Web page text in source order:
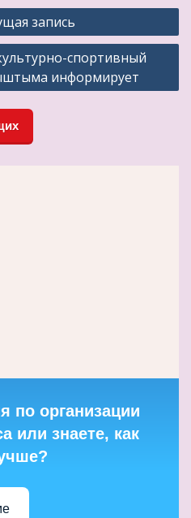
запись
спортивный
информирует
по организации
или знаете, как